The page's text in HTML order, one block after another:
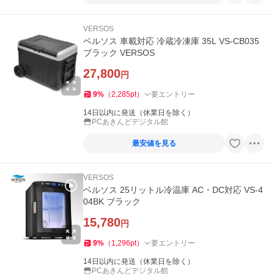
VERSOS
ベルソス 車載対応 冷蔵冷凍庫 35L VS-CB035
ブラック VERSOS
27,800円
9% （2,285pt） 要エントリー
14日以内に発送（休業日を除く）
PCあきんどデジタル館
最安値を見る
VERSOS
ベルソス 25リットル冷温庫 AC・DC対応 VS-4
04BK ブラック
15,780円
9% （ 1,296pt） 要エントリー
14日以内に発送（休業日を除く）
PCあきんどデジタル館